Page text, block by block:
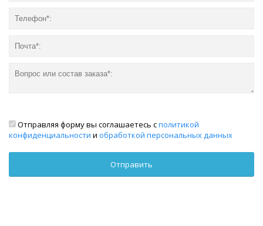
Отправляя форму вы соглашаетесь сполитикой
конфиденциальности и обработкой персональных данных